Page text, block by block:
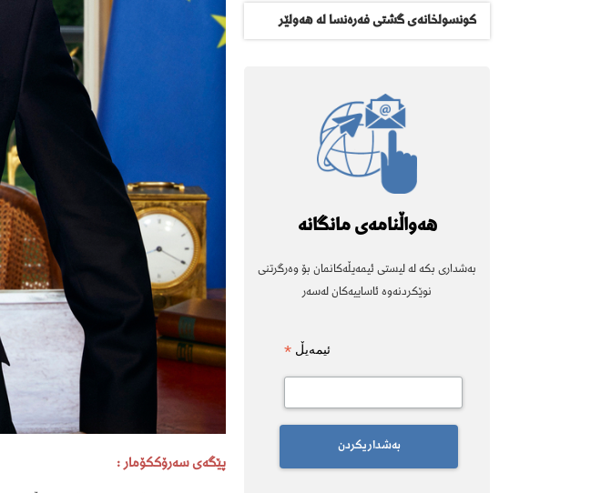
کونسولخانەی گشتی فەرەنسا لە هەولێر
هەواڵنامەی مانگانە
بەشداری بکە لە لیستی ئیمەیڵەکانمان بۆ وەرگرتنی
نوێکردنەوە ئاساییەکان لەسەر
ئیمەیڵ *
پێگەی سەرۆککۆمار :